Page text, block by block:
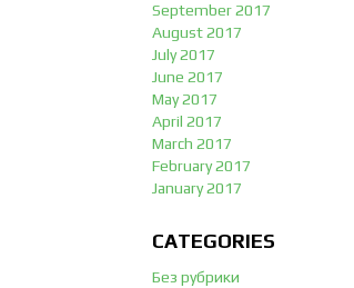
September 2017
August 2017
July 2017
June 2017
May 2017
April 2017
March 2017
February 2017
January 2017
CATEGORIES
Без рубрики